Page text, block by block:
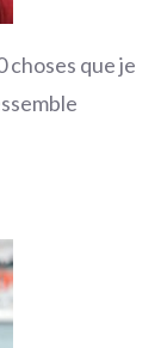
choses que je